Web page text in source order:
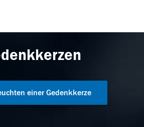
einer Gedenkkerze